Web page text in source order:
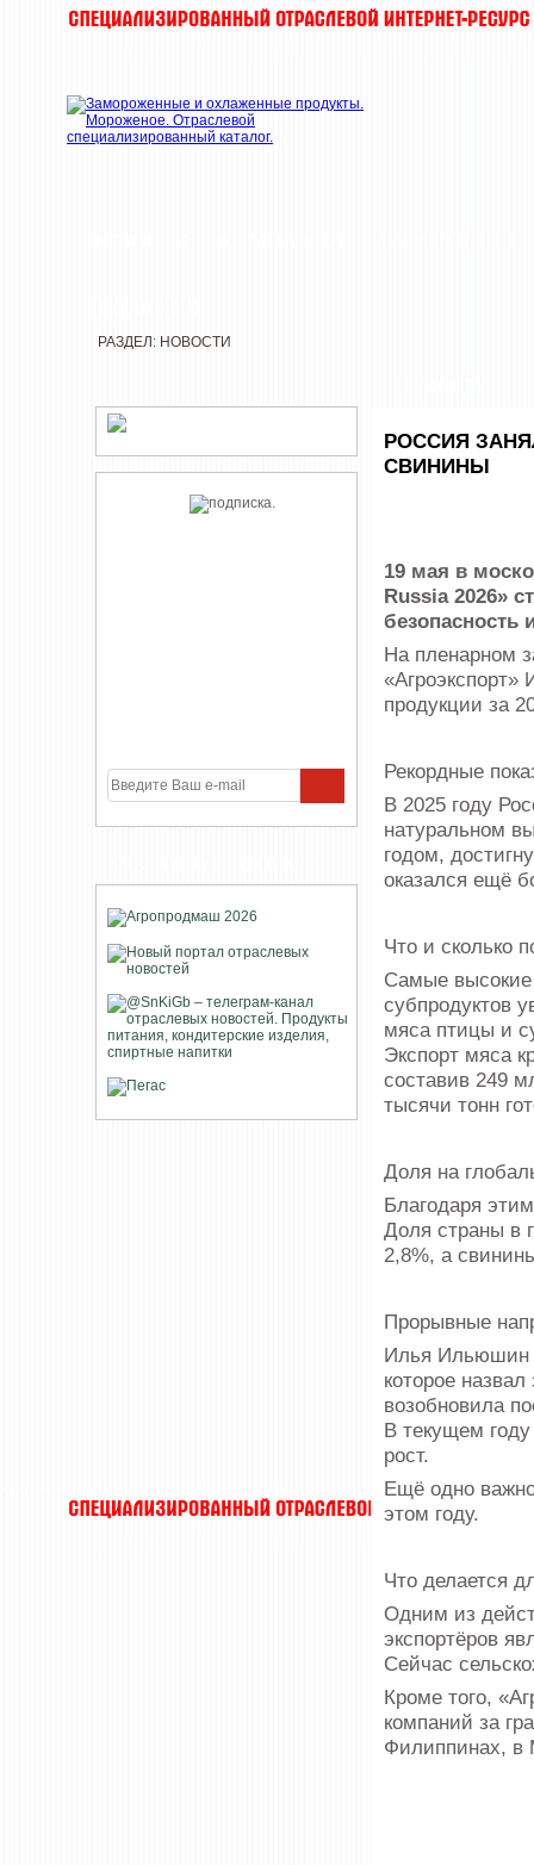
РАЗДЕЛ: НОВОСТИ
РОССИЯ
СВИНИНЫ
19 мая в
Russia 2026»
безопасность
На пленарном
продукции за
Рекордные
В 2025 году
натуральном
годом,
оказался ещё
Что и сколько
Самые высокие
субпродуктов
мяса птицы и
Экспорт мяса
составив 249
тысячи тонн
Доля на
Благодаря
Доля страны в
2,8%, а
Прорывные
Илья Ильюшин
которое
возобновила
В текущем
рост.
Ещё одно
этом году.
Что делается
Одним из
экспортёров
Сейчас
Кроме того,
компаний за
Филиппинах, в